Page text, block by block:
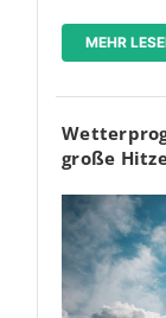
MEHR
große